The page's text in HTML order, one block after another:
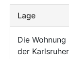
Lage
Die
der